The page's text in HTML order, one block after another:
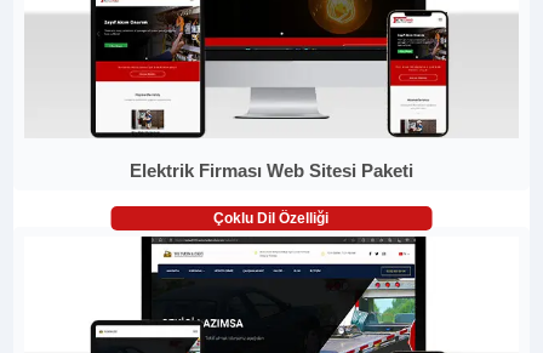
Elektrik Firması Web Sitesi Paketi
Çoklu Dil Özelliği